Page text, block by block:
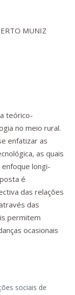
MUNIZ
teórico-
no meio rural.
enfatizar as
as quais
longi-
é
das relações
das
permitem
ocasionais
sociais de